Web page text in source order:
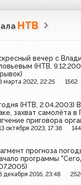
НТВ
вечер с
(НТВ,
марта 2022, 22:25 1562
(НТВ, 2.04.2003)
захват самолёта в
приговора
на рынке в
октября 2023, 17:38
прогноза
программы
декабря 2016, 23:48